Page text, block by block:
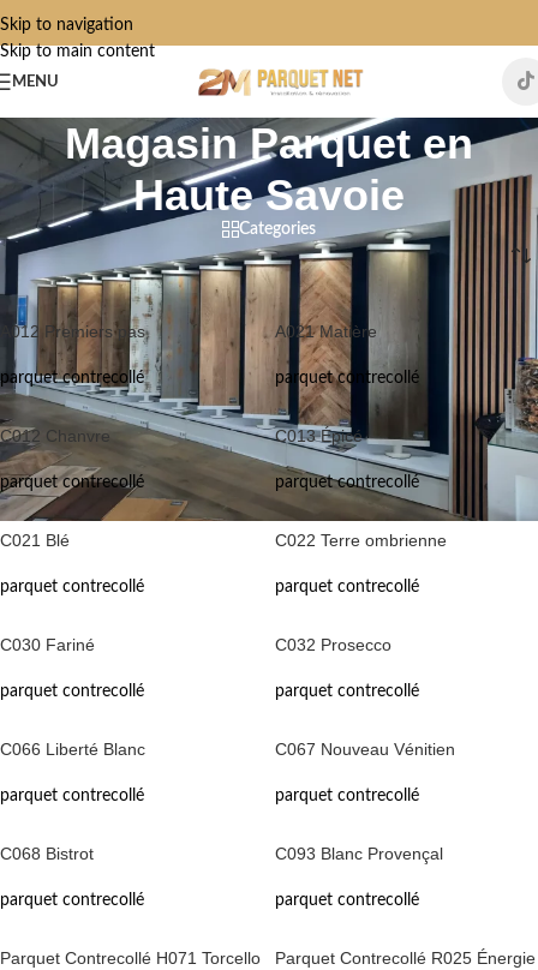
Skip to navigation
Skip to main content
MENU
Magasin Parquet en
Haute Savoie
Categories
Accueil
Magasin Parquet en Haute Savoie
A012 Premiers pas
parquet contrecollé
A021 Matière
parquet contrecollé
C012 Chanvre
parquet contrecollé
C013 Épicé
parquet contrecollé
C021 Blé
parquet contrecollé
C022 Terre ombrienne
parquet contrecollé
C030 Fariné
parquet contrecollé
C032 Prosecco
parquet contrecollé
C066 Liberté Blanc
parquet contrecollé
C067 Nouveau Vénitien
parquet contrecollé
C068 Bistrot
parquet contrecollé
C093 Blanc Provençal
parquet contrecollé
Parquet Contrecollé H071 Torcello
Parquet Contrecollé R025 Énergie